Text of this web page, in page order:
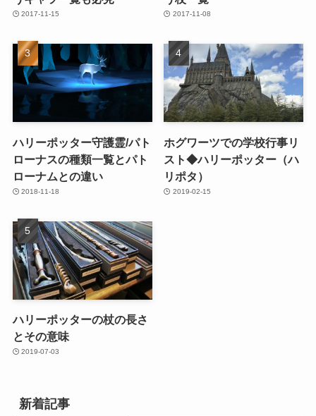
2017-11-15 2017-11-08
ハリーポッター守護霊/パト
ローナスの種類一覧とパト
ローナムとの違い
2018-11-18
ホグワーツでの学校行事リ
スト◆ハリーポッター（ハ
リポタ）
2019-02-15
ハリーポッターの杖の長さ
とその意味
2019-07-03
新着記事